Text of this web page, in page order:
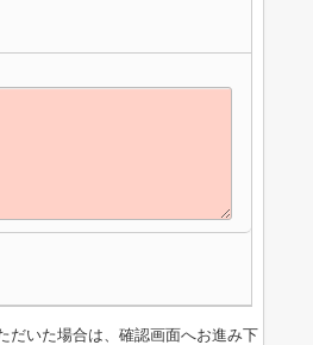
だいた場合は、確認画面へお進み下